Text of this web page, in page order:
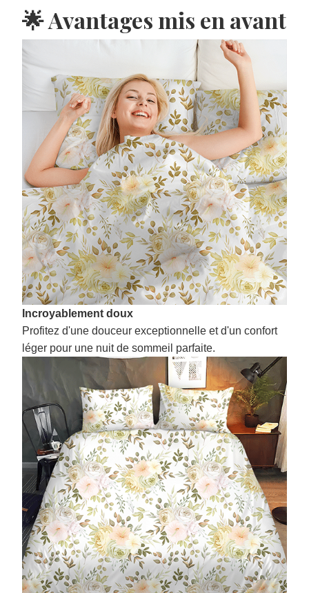
🌟 Avantages mis en avant
Incroyablement doux
Profitez d'une douceur exceptionnelle et d'un confort
léger pour une nuit de sommeil parfaite.